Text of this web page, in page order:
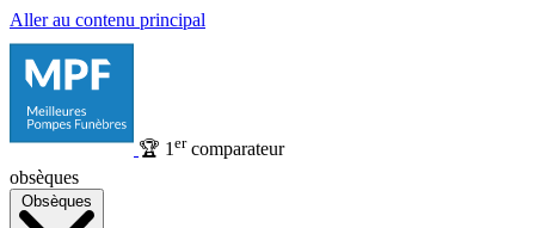
Aller au contenu principal
🏆 1 ercomparateur
obsèques
Obsèques